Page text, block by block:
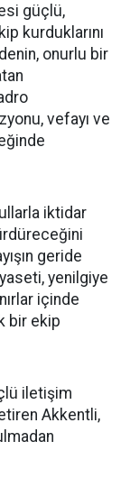
güçlü,
kurduklarını
onurlu bir
vefayı ve
iktidar
geride
yenilgiye
içinde
bir ekip
iletişim
Akkentli,